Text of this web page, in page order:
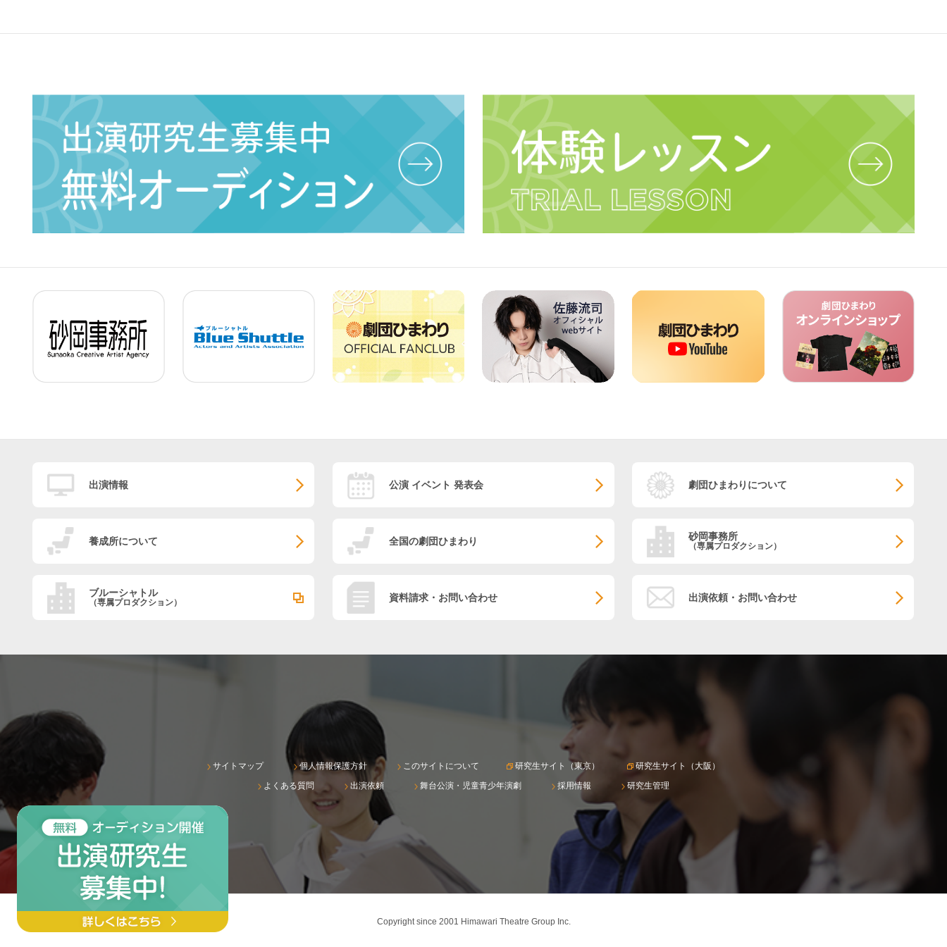
出演情報 公演 イベント 発表会 劇団ひまわりについて
養成所について 全国の劇団ひまわり 砂岡事務所
（専属プロダクション）
ブルーシャトル
（専属プロダクション） 資料請求・お問い合わせ 出演依頼・お問い合わせ
サイトマップ 個人情報保護方針 このサイトについて 研究生サイト（東京）
研究生サイト（大阪）
よくある質問
出演依頼 舞台公演・児童青少年演劇 採用情報 研究生管理
Copyright since 2001 Himawari Theatre Group Inc.